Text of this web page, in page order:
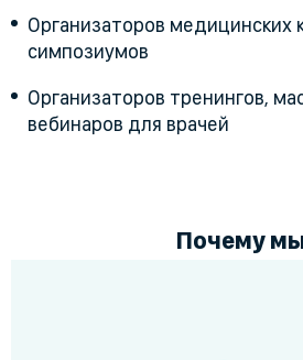
Организаторов медицинских
симпозиумов
Организаторов тренингов,
вебинаров для врачей
Почему